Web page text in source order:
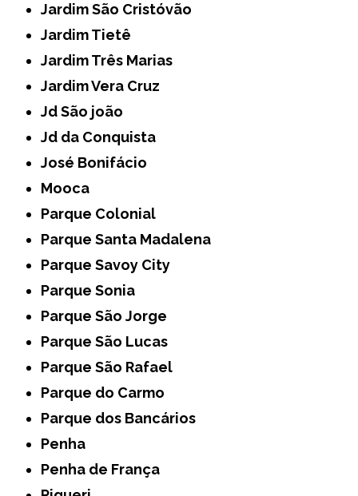
Jardim São Cristóvão
Jardim Tietê
Jardim Três Marias
Jardim Vera Cruz
Jd São joão
Jd da Conquista
José Bonifácio
Mooca
Parque Colonial
Parque Santa Madalena
Parque Savoy City
Parque Sonia
Parque São Jorge
Parque São Lucas
Parque São Rafael
Parque do Carmo
Parque dos Bancários
Penha
Penha de França